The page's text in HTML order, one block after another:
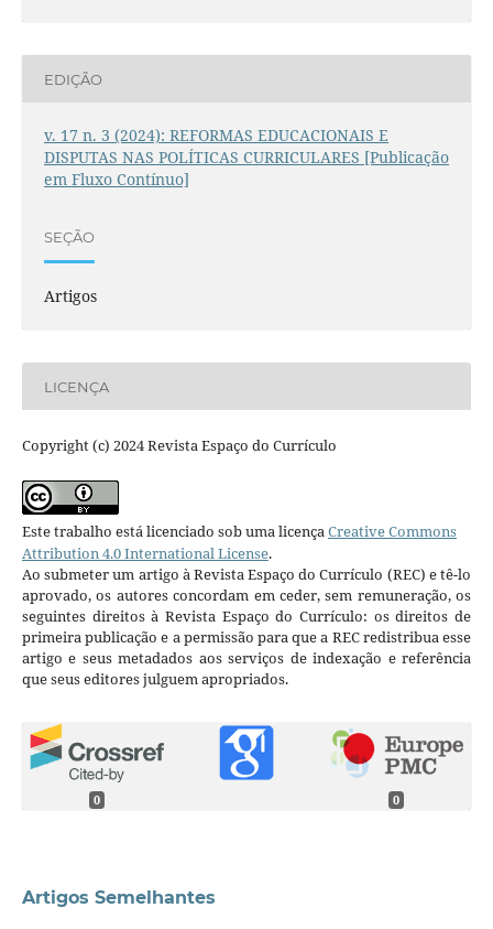
EDIÇÃO
v. 17 n. 3 (2024): REFORMAS EDUCACIONAIS E
DISPUTAS NAS POLÍTICAS CURRICULARES [Publicação
em Fluxo Contínuo]
SEÇÃO
Artigos
LICENÇA
Copyright (c) 2024 Revista Espaço do Currículo
Este trabalho está licenciado sob uma licençaCreative Commons
Attribution 4.0 International License.
Ao submeter um artigo à Revista Espaço do Currículo (REC) e tê-lo
aprovado, os autores concordam em ceder, sem remuneração, os
seguintes direitos à Revista Espaço do Currículo: os direitos de
primeira publicação e a permissão para que a REC redistribua esse
artigo e seus metadados aos serviços de indexação e referência
que seus editores julguem apropriados.
0 0
Artigos Semelhantes